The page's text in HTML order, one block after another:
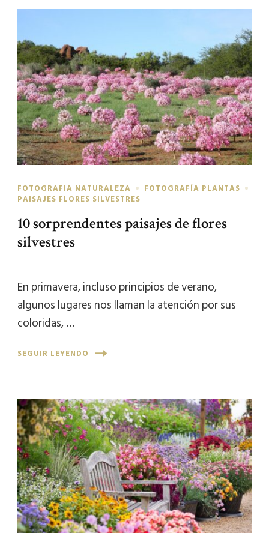
FOTOGRAFIA NATURALEZA
FOTOGRAFÍA PLANTAS
PAISAJES FLORES SILVESTRES
10 sorprendentes paisajes de flores
silvestres
En primavera, incluso principios de verano,
algunos lugares nos llaman la atención por sus
coloridas, …
SEGUIR LEYENDO